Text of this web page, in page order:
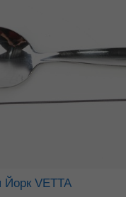
Йорк VETTA